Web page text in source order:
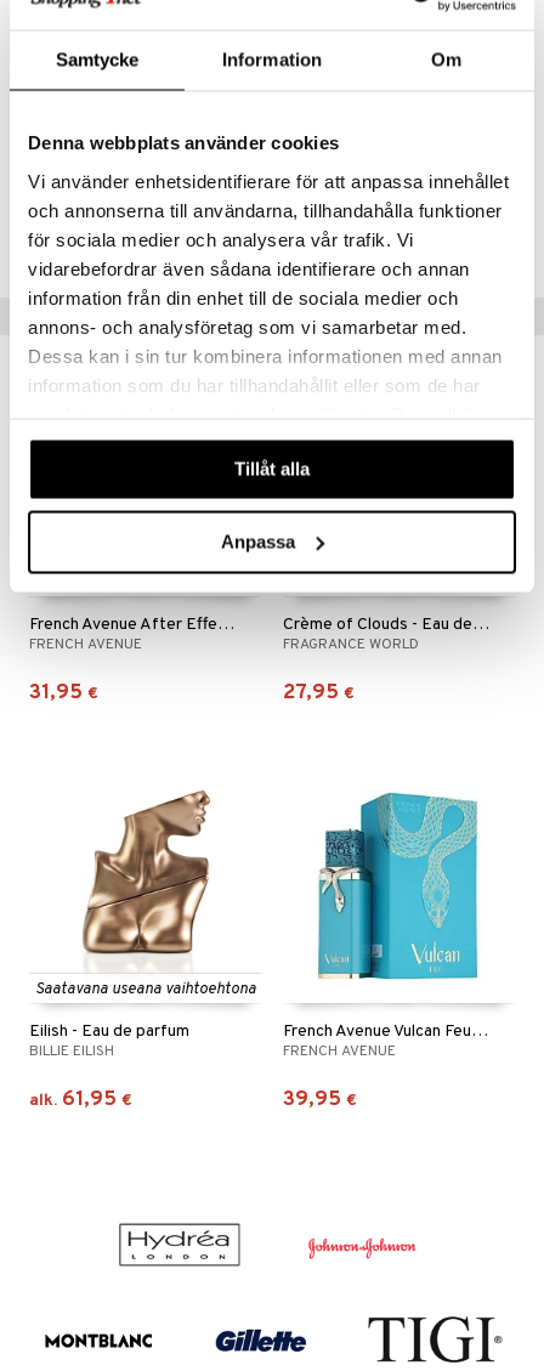
Samtycke Information Om
Denna webbplats använder cookies
Vi använder enhetsidentifierare för att anpassa innehållet
och annonserna till användarna, tillhandahålla funktioner
för sociala medier och analysera vår trafik. Vi
vidarebefordrar även sådana identifierare och annan
information från din enhet till de sociala medier och
annons- och analysföretag som vi samarbetar med.
Dessa kan i sin tur kombinera informationen med annan
information som du har tillhandahållit eller som de har
våra cookies vid fortsatt användande av vår webbplats.
Tillåt alla
Anpassa
Avenue Pinnacesta myös erinomaisen lahjan.
Pohjavivahteet:ambroksaani ja valkoinen myski
Tuotenumero
CFR09-IG-100-XX-XX
Suositut tuotteet
French Avenue After Effect - Extrait de parfum
FRENCH AVENUE
31,95 €
Crème of Clouds - Eau de parfum
FRAGRANCE WORLD
27,95 €
Saatavana useana vaihtoehtona
Eilish - Eau de parfum
BILLIE EILISH
alk. 61,95 €
French Avenue Vulcan Feu - Eau de parfum
FRENCH AVENUE
39,95 €